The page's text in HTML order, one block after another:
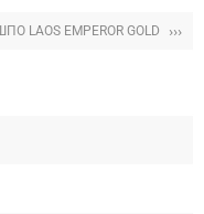
LAOS EMPEROR GOLD ›››